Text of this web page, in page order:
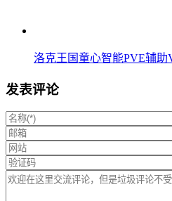
洛克王国童心智能PVE辅助
发表评论